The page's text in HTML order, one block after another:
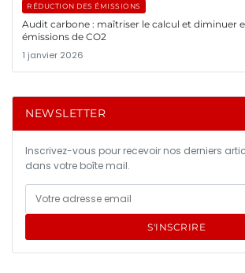
RÉDUCTION DES ÉMISSIONS
Audit carbone : maîtriser le calcul et diminuer
émissions de CO2
1 janvier 2026
NEWSLETTER
Inscrivez-vous pour recevoir nos derniers
dans votre boîte mail.
S'INSCRIRE